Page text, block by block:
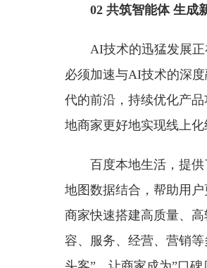
02 共筑智能体 生成
AI技术的迅猛发展
必须加速与AI技术的深
代的前沿，持续优化产
地商家更好地实现线上化
百度本地生活，提
地图数据结合，帮助用
商家快速搭建高质量、
容、服务、经营、营销